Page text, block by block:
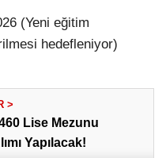
(Yeni eğitim
hedefleniyor)
Lise Mezunu
Yapılacak!